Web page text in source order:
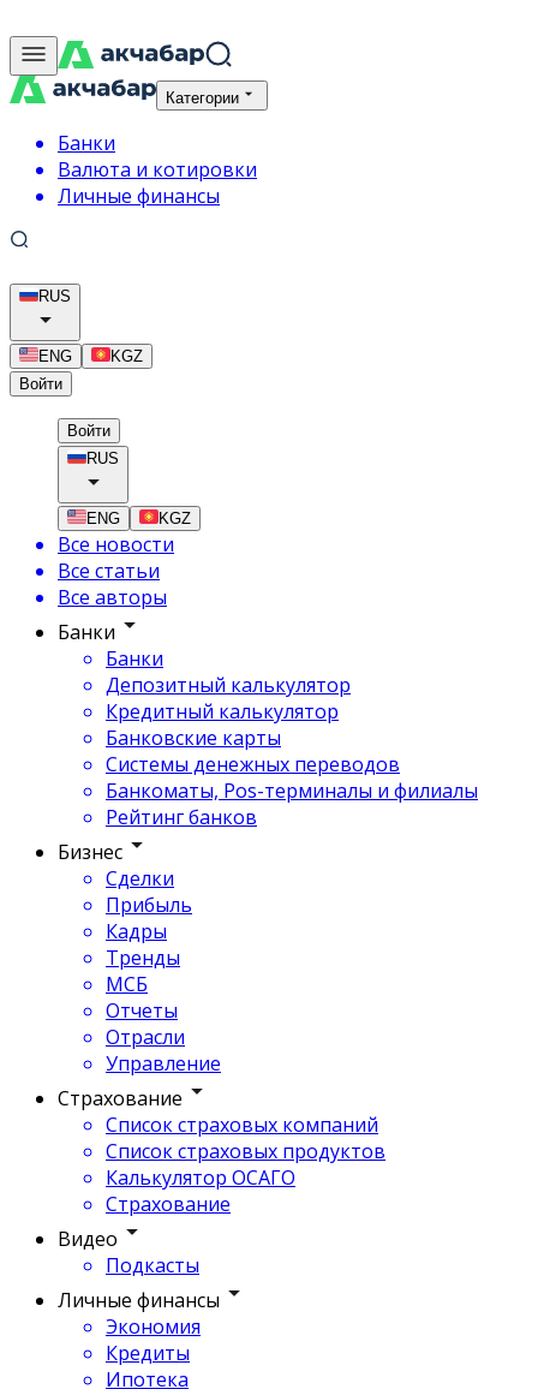
Категории
Банки
Валюта и котировки
Личные финансы
RUS
ENG
KGZ
Войти
Войти
RUS
ENG KGZ
Все новости
Все статьи
Все авторы
Банки
Банки
Депозитный калькулятор
Кредитный калькулятор
Банковские карты
Системы денежных переводов
Банкоматы, Pos-терминалы и филиалы
Рейтинг банков
Бизнес
Сделки
Прибыль
Кадры
Тренды
МСБ
Отчеты
Отрасли
Управление
Страхование
Список страховых компаний
Список страховых продуктов
Калькулятор ОСАГО
Страхование
Видео
Подкасты
Личные финансы
Экономия
Кредиты
Ипотека